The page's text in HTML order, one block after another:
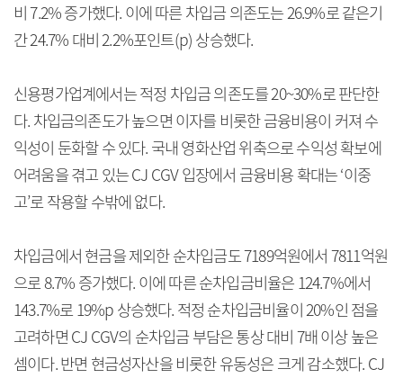
비 7.2% 증가했다. 이에 따른 차입금 의존도는 26.9%로 같은기
간 24.7% 대비 2.2%포인트(p) 상승했다.
신용평가업계에서는 적정 차입금 의존도를 20~30%로 판단한
다. 차입금의존도가 높으면 이자를 비롯한 금융비용이 커져 수
익성이 둔화할 수 있다. 국내 영화산업 위축으로 수익성 확보에
어려움을 겪고 있는 CJ CGV 입장에서 금융비용 확대는 ‘이중
고’로 작용할 수밖에 없다.
차입금에서 현금을 제외한 순차입금도 7189억원에서 7811억원
으로 8.7% 증가했다. 이에 따른 순차입금비율은 124.7%에서
143.7%로 19%p 상승했다. 적정 순차입금비율이 20%인 점을
고려하면 CJ CGV의 순차입금 부담은 통상 대비 7배 이상 높은
셈이다. 반면 현금성자산을 비롯한 유동성은 크게 감소했다. CJ